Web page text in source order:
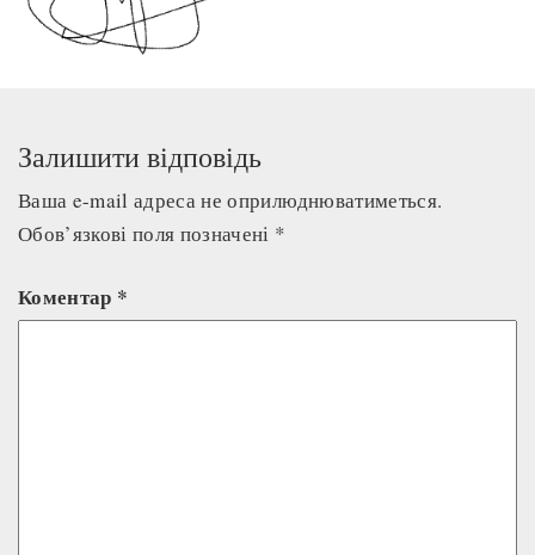
Залишити відповідь
Ваша e-mail адреса не оприлюднюватиметься.
Обов’язкові поля позначені *
Коментар *